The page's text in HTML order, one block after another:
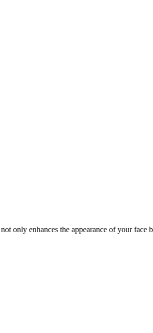
only enhances the appearance of your